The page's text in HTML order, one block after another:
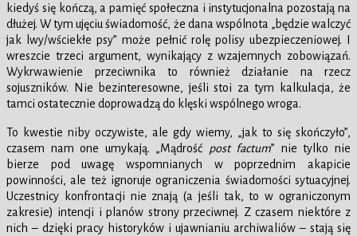
kiedyś się kończą, a pamięć społeczna i instytucjonalna pozostają na
dłużej. W tym ujęciu świadomość, że dana wspólnota „będzie walczyć
jak lwy/wściekłe psy” może pełnić rolę polisy ubezpieczeniowej. I
wreszcie trzeci argument, wynikający z wzajemnych zobowiązań.
Wykrwawienie przeciwnika to również działanie na rzecz
sojuszników. Nie bezinteresowne, jeśli stoi za tym kalkulacja, że
tamci ostatecznie doprowadzą do klęski wspólnego wroga.
To kwestie niby oczywiste, ale gdy wiemy, „jak to się skończyło”,
czasem nam one umykają. „Mądrość post factum” nie tylko nie
bierze pod uwagę wspomnianych w poprzednim akapicie
powinności, ale też ignoruje ograniczenia świadomości sytuacyjnej.
Uczestnicy konfrontacji nie znają (a jeśli tak, to w ograniczonym
zakresie) intencji i planów strony przeciwnej. Z czasem niektóre z
nich – dzięki pracy historyków i ujawnianiu archiwaliów – stają się